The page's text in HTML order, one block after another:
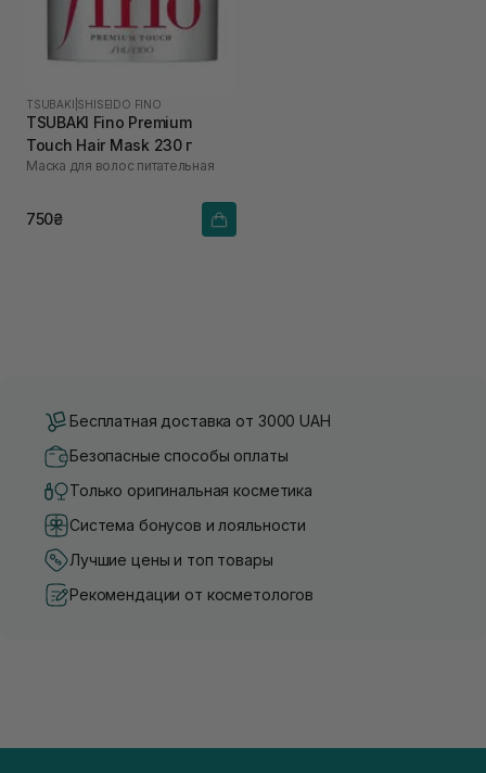
TSUBAKI SHISEIDO FINO
TSUBAKI Fino Premium
Touch Hair Mask 230 г
Маска для волос питательная
750₴
Бесплатная доставка от 3000 UAH
Безопасные способы оплаты
Только оригинальная косметика
Система бонусов и лояльности
Лучшие цены и топ товары
Рекомендации от косметологов